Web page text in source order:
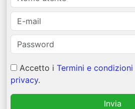
Accetto i Termini e condizioni
privacy.
Invia